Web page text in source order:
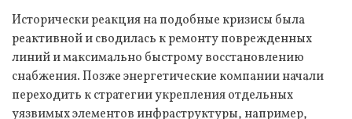
Исторически реакция на подобные кризисы была
реактивной и сводилась к ремонту поврежденных
линий и максимально быстрому восстановлению
снабжения. Позже энергетические компании начали
переходить к стратегии укрепления отдельных
уязвимых элементов инфраструктуры, например,